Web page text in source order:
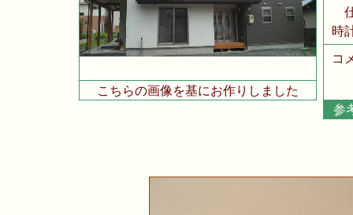
こちらの画像を基にお作りしました
時
コ
参